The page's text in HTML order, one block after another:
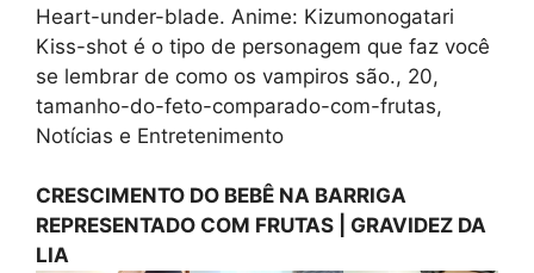
Heart-under-blade. Anime: Kizumonogatari
Kiss-shot é o tipo de personagem que faz você
se lembrar de como os vampiros são., 20,
tamanho-do-feto-comparado-com-frutas,
Notícias e Entretenimento
CRESCIMENTO DO BEBÊ NA BARRIGA
REPRESENTADO COM FRUTAS | GRAVIDEZ DA
LIA